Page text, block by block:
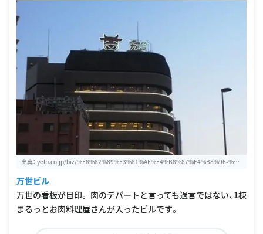
出典： yelp.co.jp/biz/%E8%82%89%E3%81%AE%E4%B8%87%E4%B8%96-%E
3%E4%BB%A3%E7%94%B0%E5%8C%BA
万世ビル
万世の看板が目印。 肉のデパートと言っても過言ではない、1棟
まるっとお肉料理屋さんが入ったビルです。